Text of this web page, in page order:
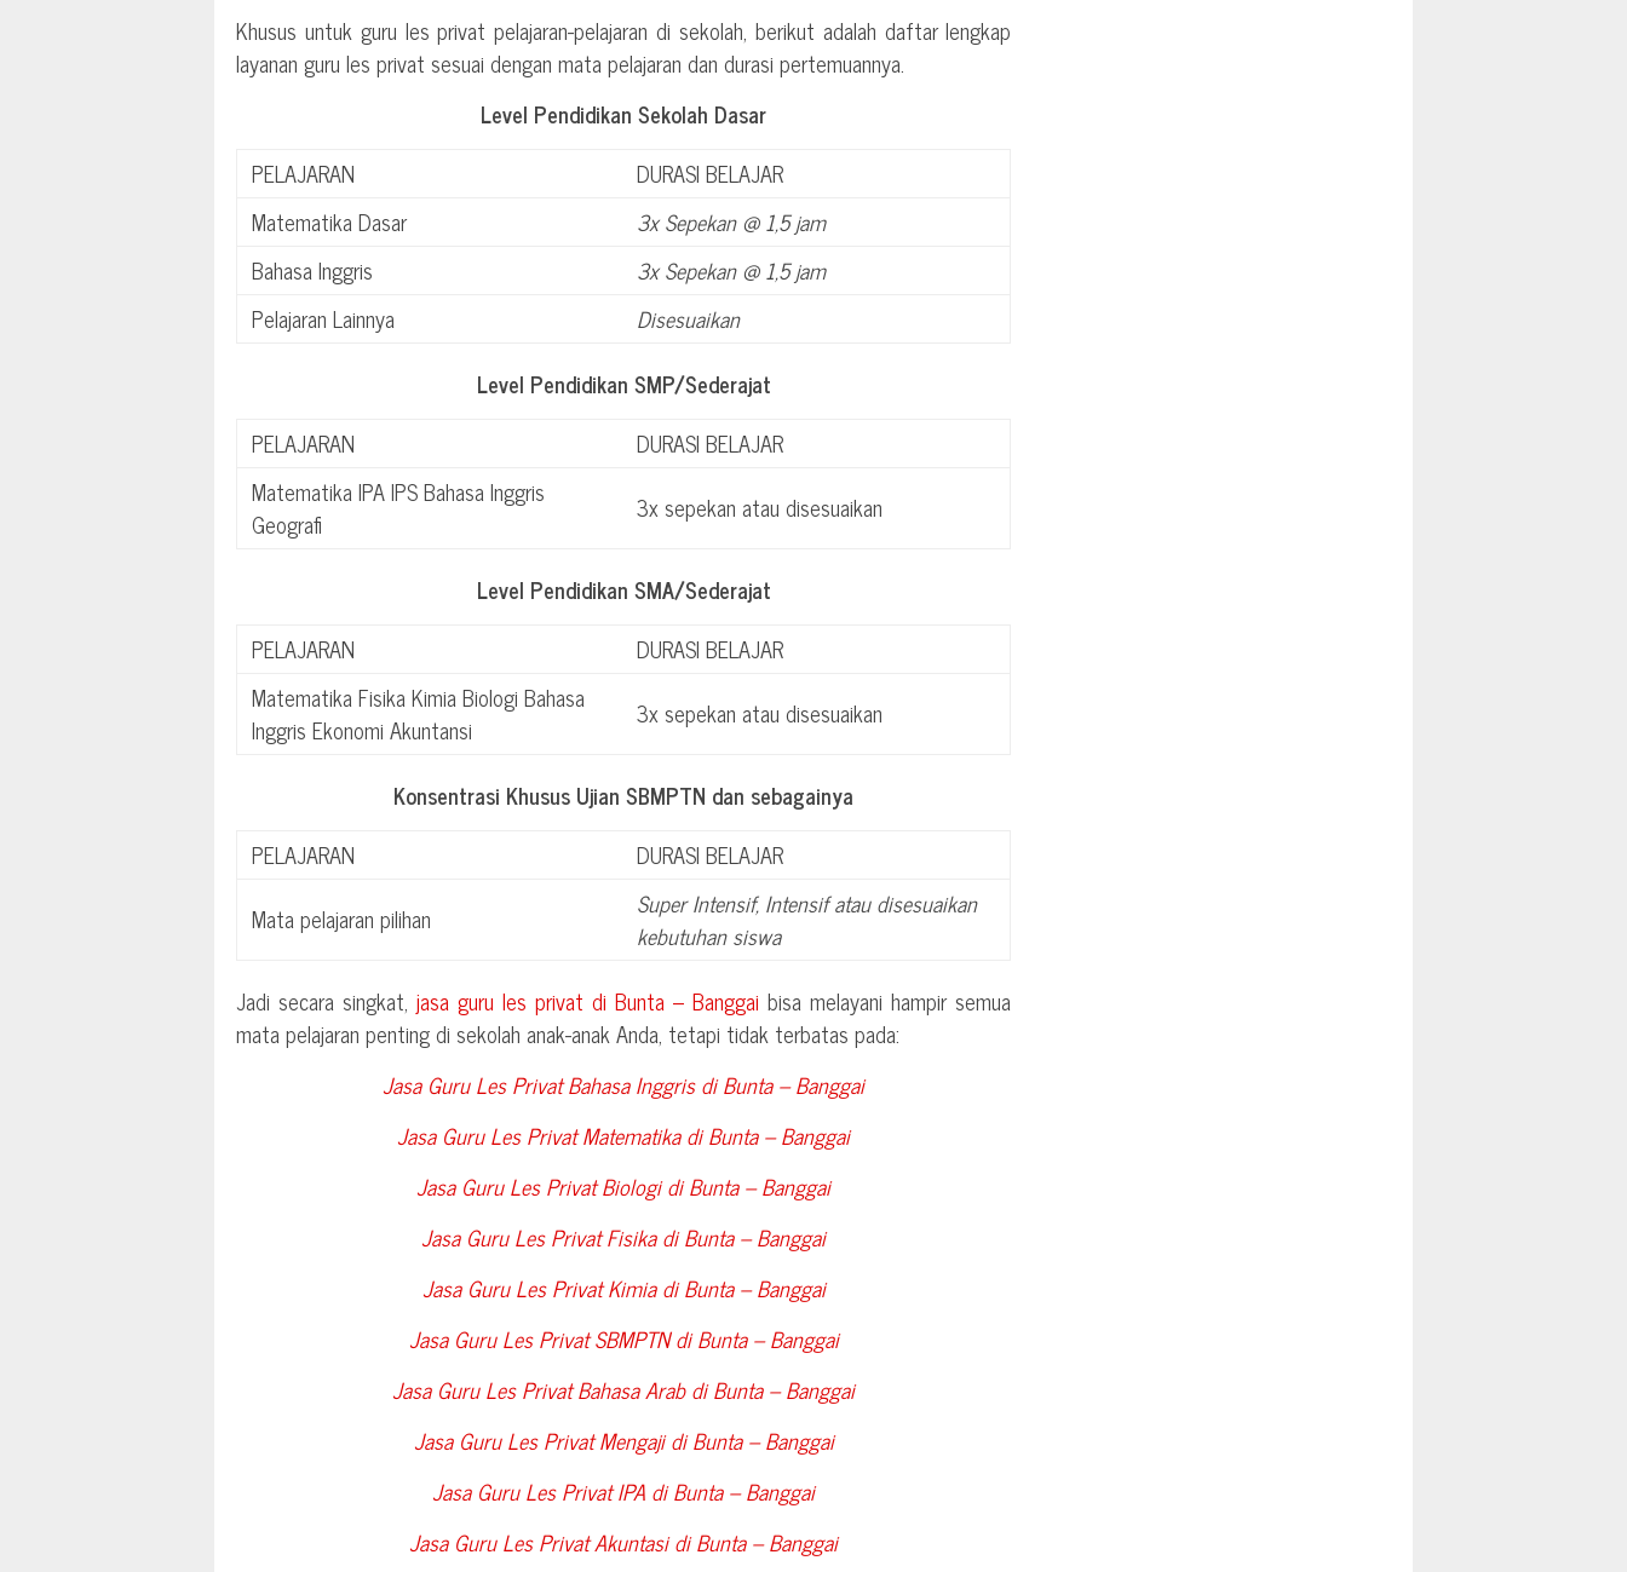
Khusus untuk guru les privat pelajaran-pelajaran di sekolah, berikut adalah daftar lengkap
layanan guru les privat sesuai dengan mata pelajaran dan durasi pertemuannya.
Level Pendidikan Sekolah Dasar
PELAJARAN
DURASI BELAJAR
Matematika Dasar
3x Sepekan @ 1,5 jam
Bahasa Inggris
3x Sepekan @ 1,5 jam
Pelajaran Lainnya
Disesuaikan
Level Pendidikan SMP/Sederajat
PELAJARAN
DURASI BELAJAR
Matematika IPA IPS Bahasa Inggris
Geografi
3x sepekan atau disesuaikan
Level Pendidikan SMA/Sederajat
PELAJARAN
DURASI BELAJAR
Matematika Fisika Kimia Biologi Bahasa
Inggris Ekonomi Akuntansi
3x sepekan atau disesuaikan
Konsentrasi Khusus Ujian SBMPTN dan sebagainya
PELAJARAN
DURASI BELAJAR
Mata pelajaran pilihan
Super Intensif, Intensif atau disesuaikan
kebutuhan siswa
Jadi secara singkat,jasa guru les privat diBunta – Banggai bisa melayani hampir semua
mata pelajaran penting di sekolah anak-anak Anda, tetapi tidak terbatas pada:
Jasa Guru Les Privat Bahasa Inggris diBunta – Banggai
Jasa Guru Les Privat Matematika diBunta – Banggai
Jasa Guru Les Privat Biologi diBunta – Banggai
Jasa Guru Les Privat Fisika diBunta – Banggai
Jasa Guru Les Privat Kimia diBunta – Banggai
Jasa Guru Les Privat SBMPTN diBunta – Banggai
Jasa Guru Les Privat Bahasa Arab diBunta – Banggai
Jasa Guru Les Privat Mengaji diBunta – Banggai
Jasa Guru Les Privat IPA diBunta – Banggai
Jasa Guru Les Privat Akuntasi diBunta – Banggai